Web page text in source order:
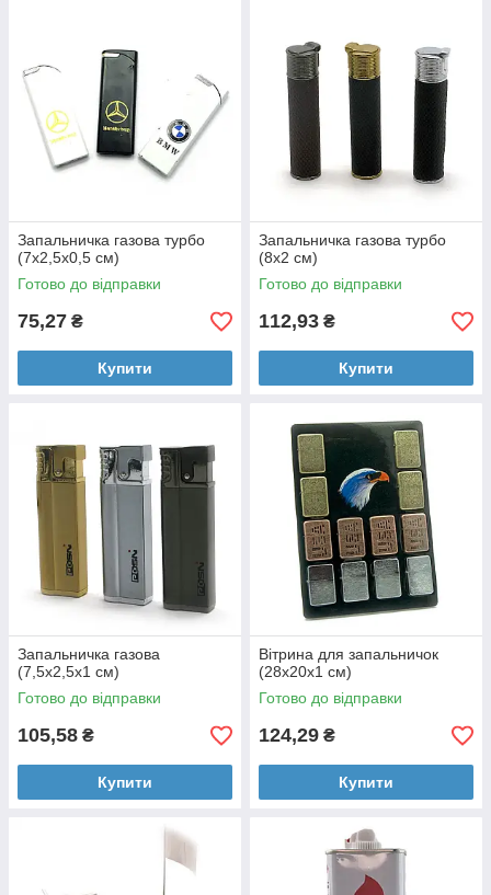
Запальничка газова турбо
(7х2,5х0,5 см)
Готово до відправки
75,27 ₴
Купити
Запальничка газова турбо
(8х2 см)
Готово до відправки
112,93 ₴
Купити
Запальничка газова
(7,5х2,5х1 см)
Готово до відправки
105,58 ₴
Купити
Вітрина для запальничок
(28х20х1 см)
Готово до відправки
124,29 ₴
Купити